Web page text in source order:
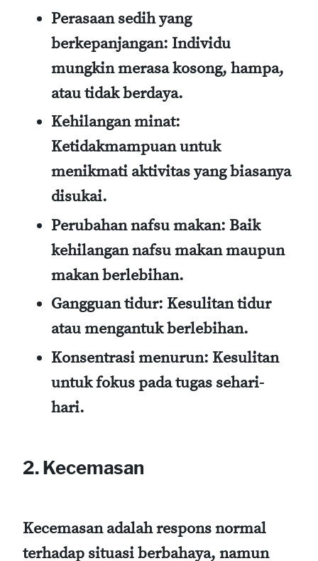
Perasaan sedih yang
berkepanjangan: Individu
mungkin merasa kosong, hampa,
atau tidak berdaya.
Kehilangan minat:
Ketidakmampuan untuk
menikmati aktivitas yang biasanya
disukai.
Perubahan nafsu makan: Baik
kehilangan nafsu makan maupun
makan berlebihan.
Gangguan tidur: Kesulitan tidur
atau mengantuk berlebihan.
Konsentrasi menurun: Kesulitan
untuk fokus pada tugas sehari-
hari.
2. Kecemasan
Kecemasan adalah respons normal
terhadap situasi berbahaya, namun